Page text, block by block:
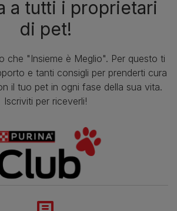
a tutti i proprietari
di pet!
che "Insieme è Meglio". Per questo ti
e tanti consigli per prenderti cura
il tuo pet in ogni fase della sua vita.
Iscriviti per riceverli!